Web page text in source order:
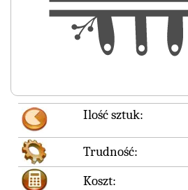
Ilość sztuk:
Trudność:
Koszt: